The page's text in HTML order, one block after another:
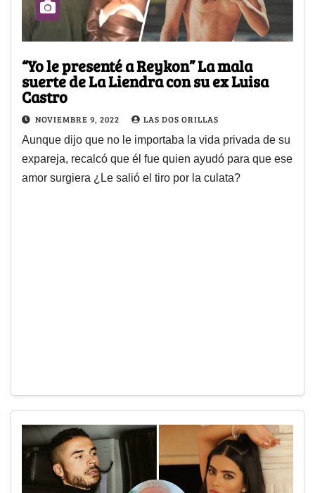
“Yo le presenté a Reykon” La mala
suerte de La Liendra con su ex Luisa
Castro
NOVIEMBRE 9, 2022 LAS DOS ORILLAS
Aunque dijo que no le importaba la vida privada de su
expareja, recalcó que él fue quien ayudó para que ese
amor surgiera ¿Le salió el tiro por la culata?